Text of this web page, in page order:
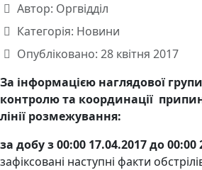
Автор: Оргвідділ
Категорія: Новини
Опубліковано: 28 квітня 2017
За інформацією наглядової
контролю та координації
лінії розмежування:
за добу з 00:00 17.04.2017 до 00:00
зафіксовані наступні факти